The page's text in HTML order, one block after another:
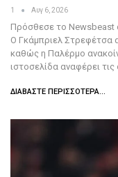
1 Αυγ 6, 2026
Πρόσθεσε το Newsbeast
Ο Γκάμπριελ Στρεφέτσα
καθώς η Παλέρμο
ιστοσελίδα αναφέρει
ΔΙΑΒΆΣΤΕ ΠΕΡΙΣΣΌΤΕΡΑ...